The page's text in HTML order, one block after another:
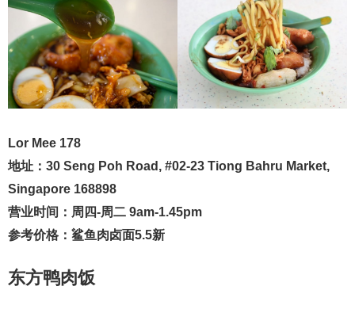
Lor Mee 178
地址：30 Seng Poh Road, #02-23 Tiong Bahru Market,
Singapore 168898
营业时间：周四-周二 9am-1.45pm
参考价格：鲨鱼肉卤面5.5新
东方鸭肉饭